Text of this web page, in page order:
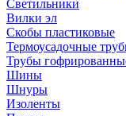
Светильники
Вилки эл
Скобы пластиковые
Термоусадочные
Трубы
Шины
Шнуры
Изоленты